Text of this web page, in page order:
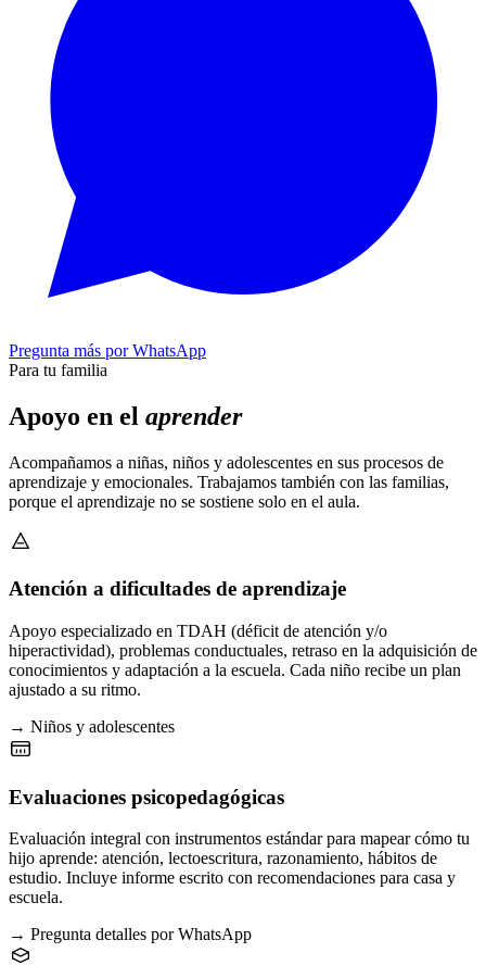
Pregunta más por WhatsApp
Para tu familia
Apoyo en el aprender
Acompañamos a niñas, niños y adolescentes en sus procesos de
aprendizaje y emocionales. Trabajamos también con las familias,
porque el aprendizaje no se sostiene solo en el aula.
Atención a dificultades de aprendizaje
Apoyo especializado en TDAH (déficit de atención y/o
hiperactividad), problemas conductuales, retraso en la adquisición de
conocimientos y adaptación a la escuela. Cada niño recibe un plan
ajustado a su ritmo.
→ Niños y adolescentes
Evaluaciones psicopedagógicas
Evaluación integral con instrumentos estándar para mapear cómo tu
hijo aprende: atención, lectoescritura, razonamiento, hábitos de
estudio. Incluye informe escrito con recomendaciones para casa y
escuela.
→ Pregunta detalles por WhatsApp